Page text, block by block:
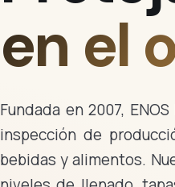
en el
Fundada en 2007,
inspección de
bebidas y alimentos.